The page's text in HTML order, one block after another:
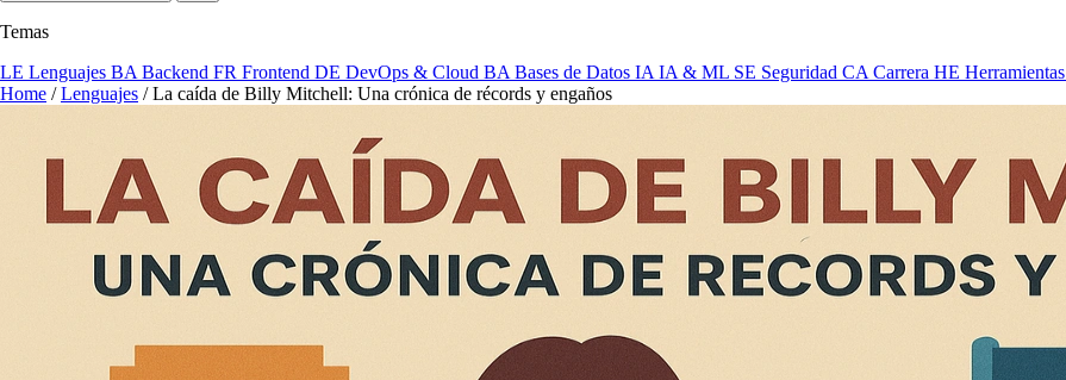
Temas
LE Lenguajes BA Backend FR Frontend DE DevOps & Cloud BA Bases de Datos IA IA & ML SE Seguridad CA Carrera HE Herramientas
Home / Lenguajes / La caída de Billy Mitchell: Una crónica de récords y engaños